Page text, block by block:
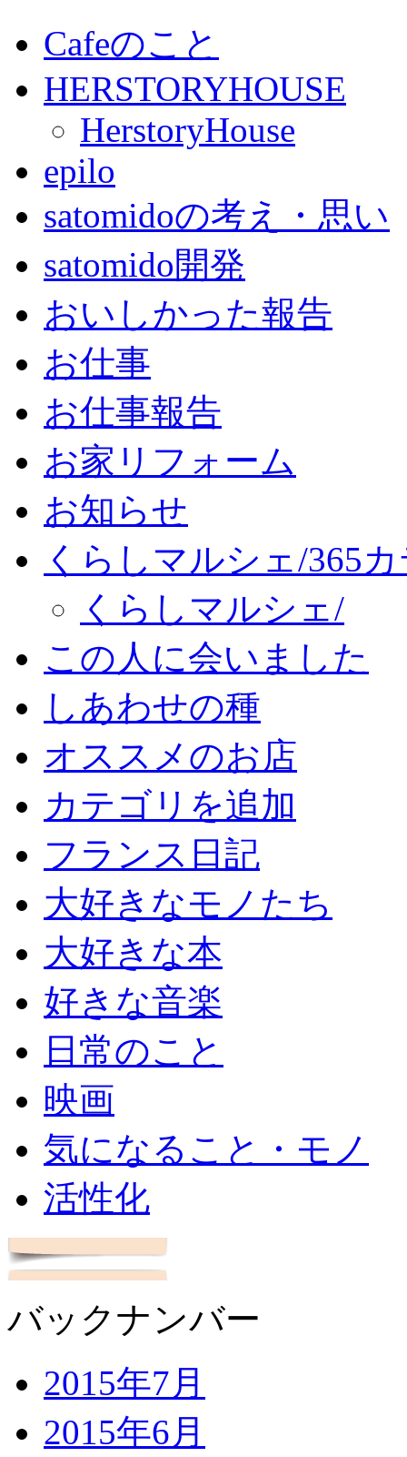
Cafeのこと
HERSTORYHOUSE
HerstoryHouse
epilo
satomidoの考え・思い
satomido開発
おいしかった報告
お仕事
お仕事報告
お家リフォーム
お知らせ
くらしマルシェ/365
くらしマルシェ/
この人に会いました
しあわせの種
オススメのお店
カテゴリを追加
フランス日記
大好きなモノたち
大好きな本
好きな音楽
日常のこと
映画
気になること・モノ
活性化
バックナンバー
2015年7月
2015年6月